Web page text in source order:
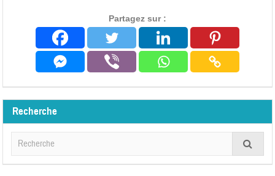
Partagez sur :
Recherche